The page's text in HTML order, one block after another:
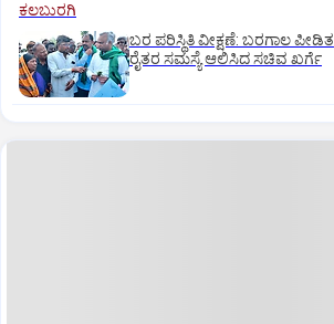
ಕಲಬುರಗಿ
ಬರ ಪರಿಸ್ಥಿತಿ ವೀಕ್ಷಣೆ: ಬರಗಾಲ ಪೀಡಿತ
ರೈತರ ಸಮಸ್ಯೆ ಆಲಿಸಿದ ಸಚಿವ ಖರ್ಗೆ